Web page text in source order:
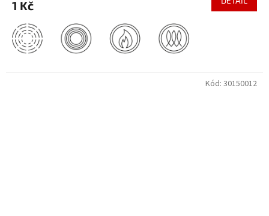
1 Kč
Kód: 30150012